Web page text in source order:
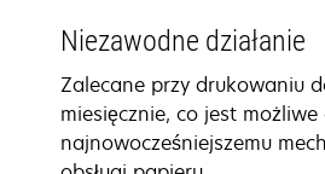
Niezawodne działanie
Zalecane przy drukowaniu
miesięcznie, co jest
najnowocześniejszemu